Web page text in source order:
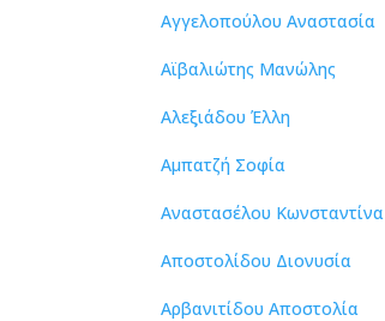
Αγγελοπούλου Αναστασία
Αϊβαλιώτης Μανώλης
Αλεξιάδου Έλλη
Αμπατζή Σοφία
Αναστασέλου Κωνσταντίνα
Αποστολίδου Διονυσία
Αρβανιτίδου Αποστολία